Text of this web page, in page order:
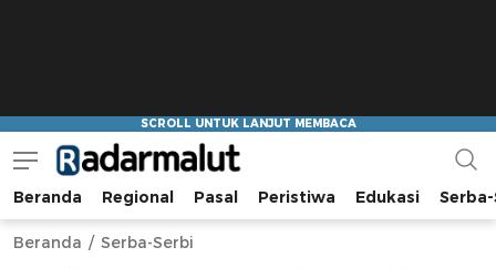
Radar Malut
Bacaan Nyindir
Beranda Regional Pasal Peristiwa Edukasi
Beranda Serba-Serbi